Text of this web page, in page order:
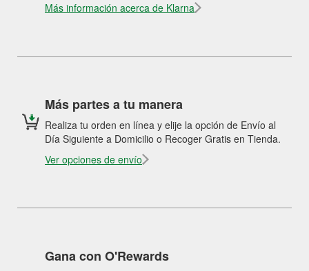
Más información acerca de Klarna
Más partes a tu manera
Realiza tu orden en línea y elije la opción de Envío al
Día Siguiente a Domicilio o Recoger Gratis en Tienda.
Ver opciones de envío
Gana con O'Rewards